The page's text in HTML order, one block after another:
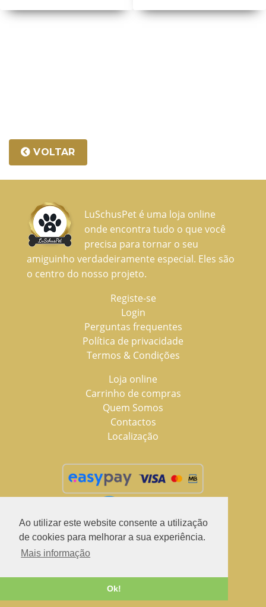
Ao utilizar este website consente a utilização
de cookies para melhorar a sua experiência.
Mais informação
Ok!
VOLTAR
LuSchusPet é uma loja online
onde encontra tudo o que você
precisa para tornar o seu
amiguinho verdadeiramente especial. Eles são
o centro do nosso projeto.
Registe-se
Login
Perguntas frequentes
Política de privacidade
Termos & Condições
Loja online
Carrinho de compras
Quem Somos
Contactos
Localização
Desenvolvido por